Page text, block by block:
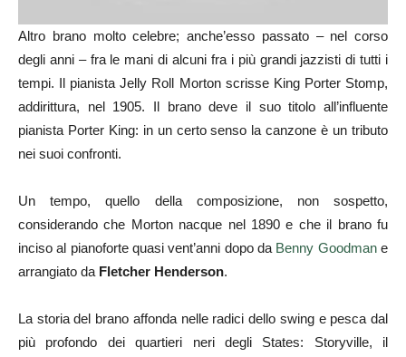
Altro brano molto celebre; anche’esso passato – nel corso
degli anni – fra le mani di alcuni fra i più grandi jazzisti di tutti i
tempi. Il pianista Jelly Roll Morton scrisse King Porter Stomp,
addirittura, nel 1905. Il brano deve il suo titolo all’influente
pianista Porter King: in un certo senso la canzone è un tributo
nei suoi confronti.
Un tempo, quello della composizione, non sospetto,
considerando che Morton nacque nel 1890 e che il brano fu
inciso al pianoforte quasi vent’anni dopo da Benny Goodmane
arrangiato da Fletcher Henderson.
La storia del brano affonda nelle radici dello swing e pesca dal
più profondo dei quartieri neri degli States: Storyville, il